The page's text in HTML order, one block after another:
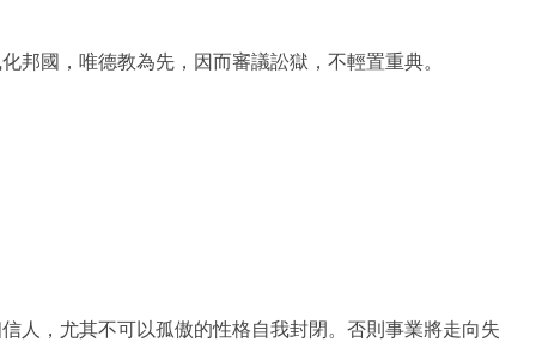
邦國，唯德教為先，因而審議訟獄，不輕置重典。
人，尤其不可以孤傲的性格自我封閉。否則事業將走向失